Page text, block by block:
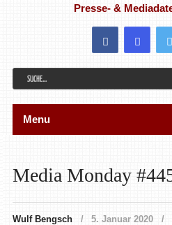
Presse- &
Menu
Media Monday
Wulf Bengsch 5. Januar 2020